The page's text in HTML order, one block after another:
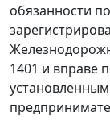
обязанности
1401 и вправе